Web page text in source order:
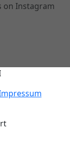
on Instagram